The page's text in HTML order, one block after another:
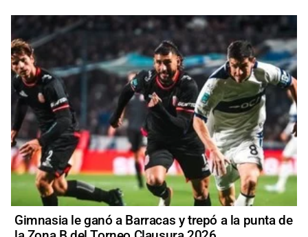
Gimnasia le ganó a Barracas y trepó a la punta de